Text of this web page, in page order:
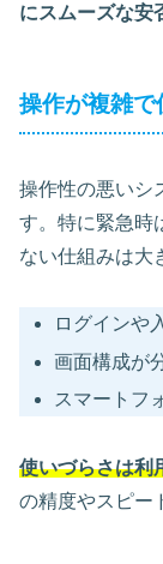
にスムーズな安
操作が複雑で
操作性の悪いシ
す。特に緊急時
ない仕組みは大
ログインや
画面構成が
スマートフ
使いづらさは利
の精度やスピー